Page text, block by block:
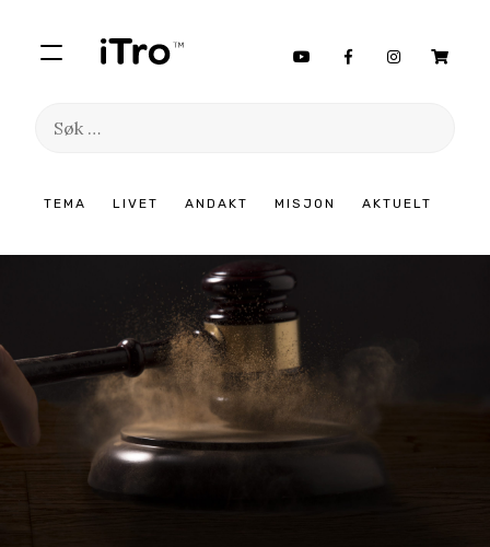
TEMA LIVET ANDAKT MISJON AKTUELT
Søk
innhold